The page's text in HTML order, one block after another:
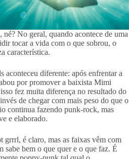
né? No geral, quando acontece de uma
tocar a vida com o que sobrou, o
característica.
diferente: após enfrentar a
por promover a baixista Mimi
fez muita diferença no resultado do
de chegar com mais peso do que o
continua fazendo punk-rock, mas
e elaborado.
grrrl, é claro, mas as faixas vêm com
sabe bem o que quer e o que faz. É